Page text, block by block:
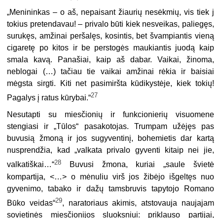
„Menininkas – o aš, nepaisant žiaurių nesėkmių, vis tiek j
tokius pretendavau! – privalo būti kiek nesveikas, paliegęs,
surukęs, amžinai peršalęs, kosintis, bet švampiantis vieną
cigaretę po kitos ir be perstogės maukiantis juodą kaip
smala kavą. Panašiai, kaip aš dabar. Vaikai, žino­ma,
neblogai (…) tačiau tie vaikai amžinai rėkia ir baisiai
mėgsta sirgti. Kiti net pasimiršta kūdikystėje, kiek tokių!
Pagalys į ratus kūrybai.“27
Nesutapti su miesčionių ir funkcionierių visuomene
stengiasi ir „Tūlos“ pasakotojas. Trumpam užėjęs pas
buvusią žmoną ir jos sugyventinį, bohemietis dar kartą
nusprendžia, kad „valkata privalo gyventi kitaip nei jie,
valkatiškai…“28 Buvusi žmona, kuriai „saule švietė
kompartija, <…> o mėnuliu virš jos žibėjo išgeltęs nuo
gyvenimo, tabako ir dažų tamsbruvis tapytojo Romano
Būko veidas“29, naratoriaus akimis, atstovauja naujajam
sovietinės miesčionijos sluoksniui: priklauso partijai,